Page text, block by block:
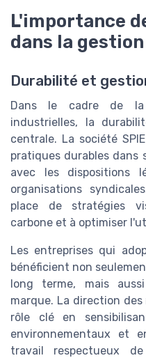
L'importance
dans la
Durabilité et
Dans le cadre de la
industrielles, la
centrale. La société
pratiques durables dans
avec les dispositions
organisations
place de stratégies
carbone et à optimiser
Les entreprises qui
bénéficient non
long terme, mais
marque. La direction
rôle clé en
environnementaux et
travail respectueux